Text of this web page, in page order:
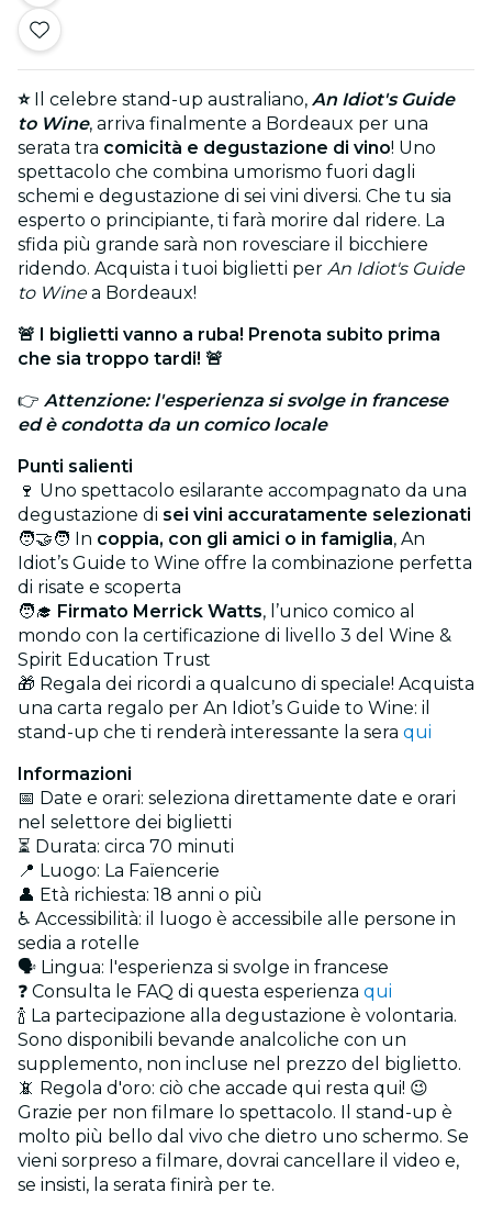
⭐ Il celebre stand-up australiano, An Idiot's Guide
to Wine, arriva finalmente a Bordeaux per una
serata tra comicità e degustazione di vino! Uno
spettacolo che combina umorismo fuori dagli
schemi e degustazione di sei vini diversi. Che tu sia
esperto o principiante, ti farà morire dal ridere. La
sfida più grande sarà non rovesciare il bicchiere
ridendo. Acquista i tuoi biglietti per An Idiot's Guide
to Winea Bordeaux!
🚨 I biglietti vanno a ruba! Prenota subito prima
che sia troppo tardi! 🚨
👉 Attenzione: l'esperienza si svolge in francese
ed è condotta da un comico locale
Punti salienti
🍷 Uno spettacolo esilarante accompagnato da una
degustazione di sei vini accuratamente selezionati
🧑‍🤝‍🧑 In coppia, con gli amici o in famiglia, An
Idiot’s Guide to Wine offre la combinazione perfetta
di risate e scoperta
🧑‍🎓 Firmato Merrick Watts, l’unico comico al
mondo con la certificazione di livello 3 del Wine &
Spirit Education Trust
🎁 Regala dei ricordi a qualcuno di speciale! Acquista
una carta regalo per An Idiot’s Guide to Wine: il
stand-up che ti renderà interessante la sera qui
Informazioni
📅 Date e orari: seleziona direttamente date e orari
nel selettore dei biglietti
⏳ Durata: circa 70 minuti
📍 Luogo: La Faïencerie
👤 Età richiesta: 18 anni o più
♿ Accessibilità: il luogo è accessibile alle persone in
sedia a rotelle
🗣️ Lingua: l'esperienza si svolge in francese
❓ Consulta le FAQ di questa esperienza qui
🍾 La partecipazione alla degustazione è volontaria.
Sono disponibili bevande analcoliche con un
supplemento, non incluse nel prezzo del biglietto.
📵 Regola d'oro: ciò che accade qui resta qui! 😉
Grazie per non filmare lo spettacolo. Il stand-up è
molto più bello dal vivo che dietro uno schermo. Se
vieni sorpreso a filmare, dovrai cancellare il video e,
se insisti, la serata finirà per te.